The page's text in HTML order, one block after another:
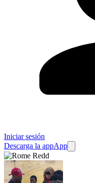
Iniciar sesión
Descarga la appApp